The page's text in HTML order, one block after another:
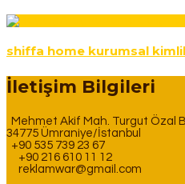
shiffa home kurumsal
İletişim Bilgileri
Mehmet Akif Mah. Turgut Özal
34775 Ümraniye/İstanbul
+90 535 739 23 67
+90 216 610 11 12
reklamwar@gmail.com